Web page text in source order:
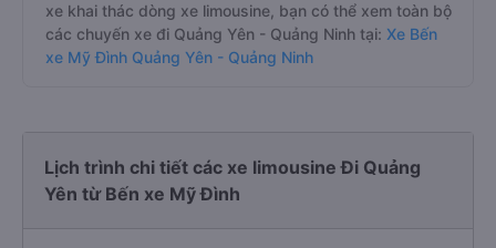
xe khai thác dòng xe limousine, bạn có thể xem toàn bộ
các chuyến xe đi Quảng Yên - Quảng Ninh tại: Xe Bến
xe Mỹ Đình Quảng Yên - Quảng Ninh
Lịch trình chi tiết các xe limousine Đi Quảng
Yên từ Bến xe Mỹ Đình